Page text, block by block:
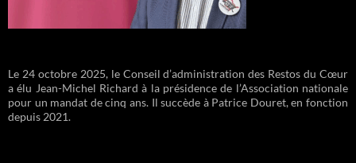
Le 24 octobre 2025, le Conseil d’administration des Restos du Cœur
a élu Jean-Michel Richard à la présidence de l’Association nationale
pour un mandat de cinq ans. Il succède à Patrice Douret, en fonction
depuis 2021.